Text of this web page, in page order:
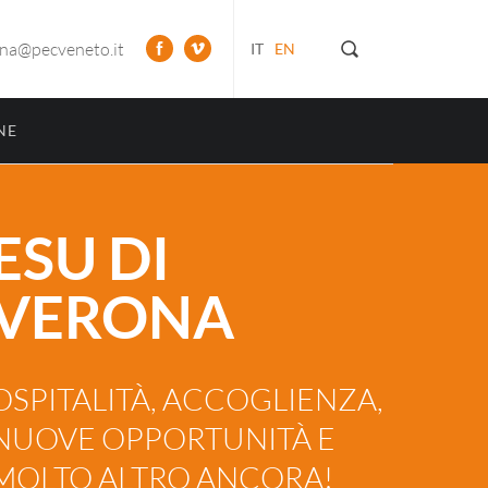
IT EN
DI
ACCOGLIENZA,
OPPORTUNITÀ E
ALTRO ANCORA!